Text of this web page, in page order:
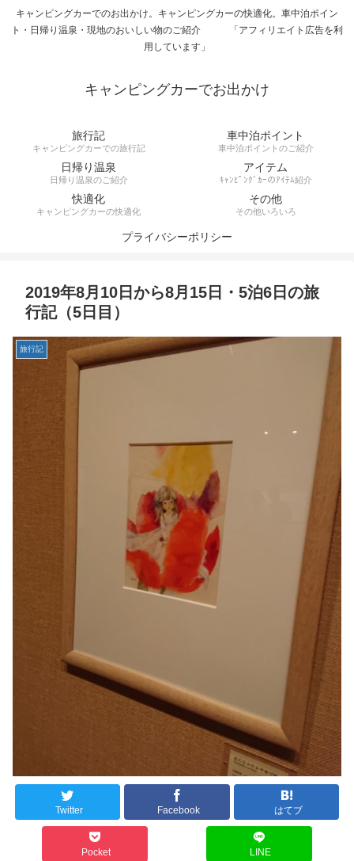
キャンピングカーでのお出かけ。キャンピングカーの快適化。車中泊ポイン
ト・日帰り温泉・現地のおいしい物のご紹介 「アフィリエイト広告を利
用しています」
キャンピングカーでお出かけ
旅行記
キャンピングカーでの旅行記
車中泊ポイント
車中泊ポイントのご紹介
日帰り温泉
日帰り温泉のご紹介
アイテム
ｷｬﾝﾋﾟﾝｸﾞｶｰのｱｲﾃﾑ紹介
快適化
キャンピングカーの快適化
その他
その他いろいろ
プライバシーポリシー
2019年8月10日から8月15日・5泊6日の旅
行記（5日目）
旅行記
Twitter Facebook はてブ
Pocket LINE